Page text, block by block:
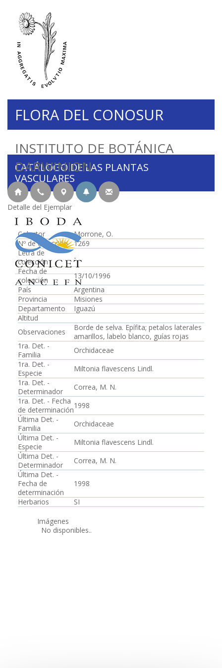
INSTITUTO DE BOTÁNICA
DARWINION
FLORA DEL CONOSUR
CATÁLOGO DE LAS PLANTAS
VASCULARES
Detalle del Ejemplar
Colector
Morrone, O.
Nº de colección
1269
Letra de
colección
-
Fecha de
colección
13/10/1996
País
Argentina
Provincia
Misiones
Departamento
Iguazú
Altitud
Observaciones
Borde de selva. Epífita; petalos laterales
amarillos, labelo blanco, guías rojas
1ra. Det. -
Familia
Orchidaceae
1ra. Det. -
Especie
Miltonia flavescens Lindl.
1ra. Det. -
Determinador
Correa, M. N.
1ra. Det. - Fecha
de determinación1998
Última Det. -
Familia
Orchidaceae
Última Det. -
Especie
Miltonia flavescens Lindl.
Última Det. -
Determinador
Correa, M. N.
Última Det. -
Fecha de
determinación
1998
Herbarios
SI
Imágenes
No disponibles..